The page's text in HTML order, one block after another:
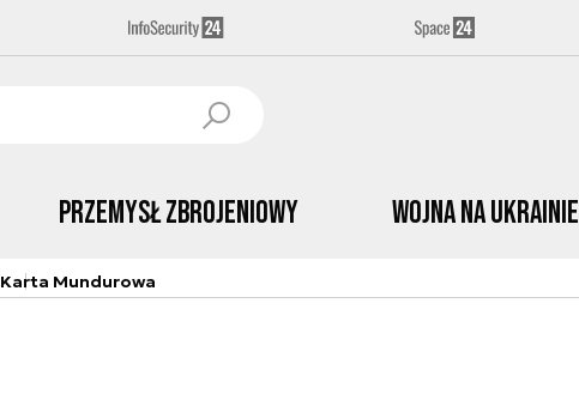
Przemysł Zbrojeniowy Wojna na Ukrainie
Karta Mundurowa